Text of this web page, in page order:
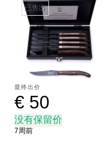
已售出
最终出价
€ 50
没有保留价
7周前